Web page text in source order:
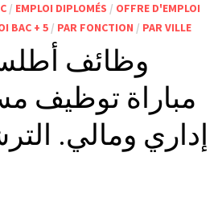
/ EMPLOI DIPLOMÉS / OFFRE D'EMPLOI
BAC + 5/ PAR FONCTION / PAR VILLE
وظائف
مباراة توظيف